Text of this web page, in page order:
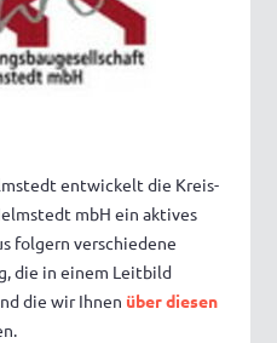
entwickelt die Kreis-
mbH ein aktives
folgern verschiedene
die in einem Leitbild
die wir Ihnen über diesen